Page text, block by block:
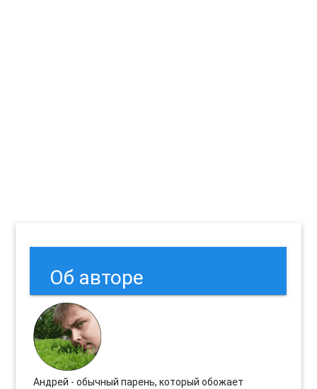
Об авторе
Андрей - обычный парень, который обожает